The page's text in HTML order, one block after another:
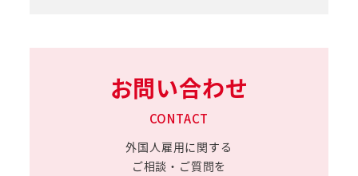
お問い合わせ
CONTACT
外国人雇用に関する
ご相談・ご質問を